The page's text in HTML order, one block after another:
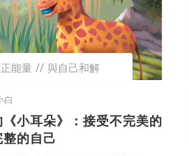
能量 與自己和解
白
小耳朵》：接受不完美的
的自己